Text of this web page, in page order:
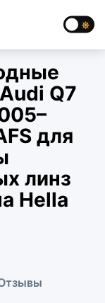
Q7
для
линз
Hella